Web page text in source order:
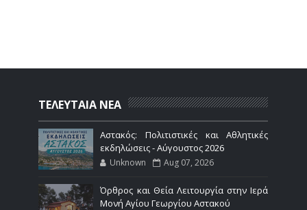
ΤΕΛΕΥΤΑΙΑ ΝΕΑ
Αστακός: Πολιτιστικές και Αθλητικές
εκδηλώσεις - Αύγουστος 2026
Unknown Aug 07, 2026
Όρθρος και Θεία Λειτουργία στην Ιερά
Μονή Αγίου Γεωργίου Αστακού